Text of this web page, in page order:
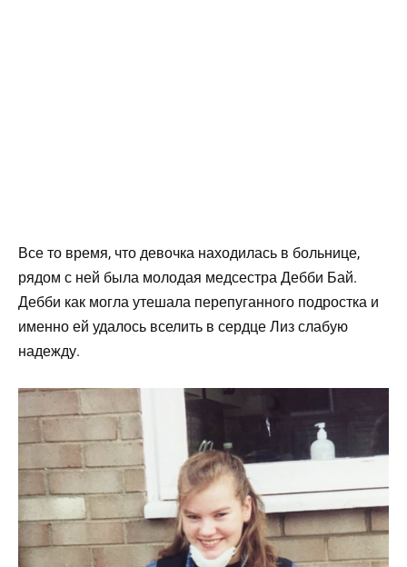
Все то время, что девочка находилась в больнице,
рядом с ней была молодая медсестра Дебби Бай.
Дебби как могла утешала перепуганного подростка и
именно ей удалось вселить в сердце Лиз слабую
надежду.